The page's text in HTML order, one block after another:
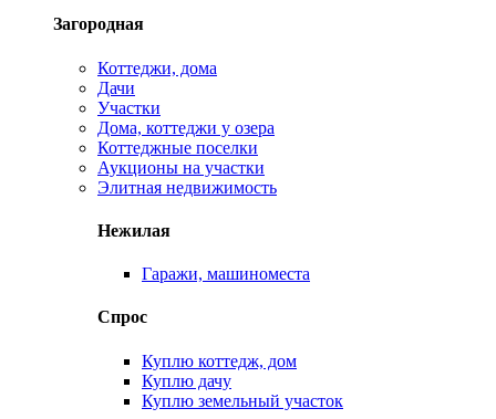
Загородная
Коттеджи, дома
Дачи
Участки
Дома, коттеджи у озера
Коттеджные поселки
Аукционы на участки
Элитная недвижимость
Нежилая
Гаражи, машиноместа
Спрос
Куплю коттедж, дом
Куплю дачу
Куплю земельный участок